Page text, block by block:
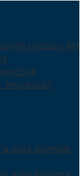
osoba u RH
moj posao
naše najmilije